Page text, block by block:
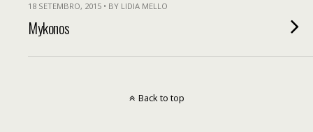
18 SETEMBRO, 2015 • BY LIDIA MELLO
Mykonos
Back to top